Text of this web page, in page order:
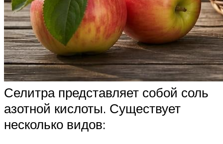
Селитра представляет собой соль
азотной кислоты. Существует
несколько видов: